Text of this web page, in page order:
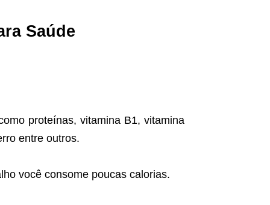
Saúde
proteínas, vitamina B1, vitamina
entre outros.
você consome poucas calorias.